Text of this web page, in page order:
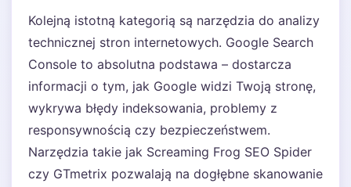
Kolejną istotną kategorią są narzędzia do analizy
technicznej stron internetowych. Google Search
Console to absolutna podstawa – dostarcza
informacji o tym, jak Google widzi Twoją stronę,
wykrywa błędy indeksowania, problemy z
responsywnością czy bezpieczeństwem.
Narzędzia takie jak Screaming Frog SEO Spider
czy GTmetrix pozwalają na dogłębne skanowanie